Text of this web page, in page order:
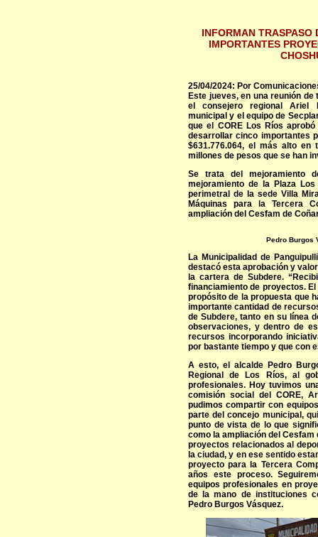
INFORMAN TRASPASO
IMPORTANTES
25/04/2024: Por
Este jueves, en una reunión
el consejero regional Ariel
municipal y el equipo de
que el CORE Los Ríos
desarrollar cinco importantes
$631.776.064, el más alto
millones de pesos que se han
Se trata del mejoramiento
mejoramiento de la Plaza
perimetral de la sede Villa
Máquinas para la Tercera
ampliación del Cesfam de
Pedro Burgos
La Municipalidad de
destacó esta aprobación y
la cartera de Subdere.
financiamiento de proyectos.
propósito de la propuesta que
importante cantidad de
de Subdere, tanto en su línea
observaciones, y dentro de
recursos incorporando
por bastante tiempo y que con
A esto, el alcalde Pedro
Regional de Los Ríos, al
profesionales. Hoy tuvimos
comisión social del CORE,
pudimos compartir con
parte del concejo municipal,
punto de vista de lo que
como la ampliación del Cesfam
proyectos relacionados al
la ciudad, y en ese sentido
proyecto para la Tercera
años este proceso.
equipos profesionales en
de la mano de instituciones
Pedro Burgos Vásquez.